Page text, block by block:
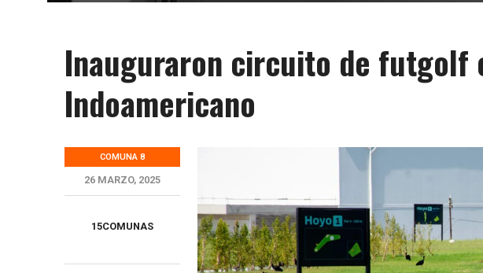
Inauguraron circuito de futgolf
Indoamericano
COMUNA 8
26 MARZO, 2025
15COMUNAS